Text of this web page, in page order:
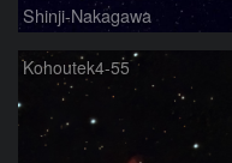
Shinji-Nakagawa
Kohoutek4-55